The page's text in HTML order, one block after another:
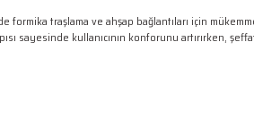
formika traşlama ve ahşap bağlantıları için
sayesinde kullanıcının konforunu artırırken,